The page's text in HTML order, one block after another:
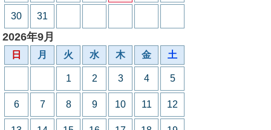
30 31
2026年9月
日 月 火 水 木 金 土
1 2 3 4 5
6 7 8 9 10 11 12